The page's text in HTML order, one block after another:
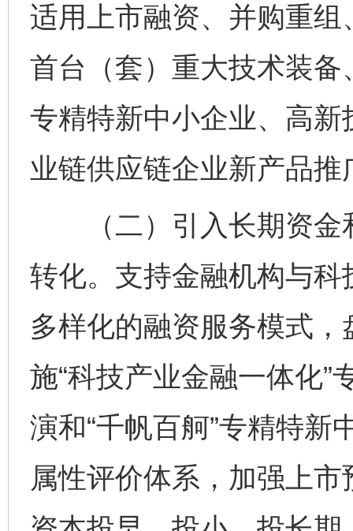
适用上市融资、并购重组
首台（套）重大技术装
专精特新中小企业、高
业链供应链企业新产品
（二）引入长期资金
转化。支持金融机构与
多样化的融资服务模式
施“科技产业金融一体化”
演和“千帆百舸”专精特新
属性评价体系，加强上